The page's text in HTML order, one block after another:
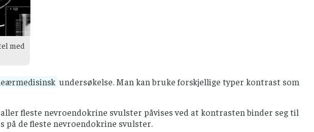
med
undersøkelse. Man kan bruke forskjellige typer kontrast som
fleste nevroendokrine svulster påvises ved at kontrasten binder seg til
de fleste nevroendokrine svulster.